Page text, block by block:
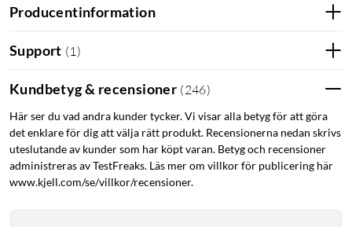
Producentinformation
Support (1 )
Kundbetyg & recensioner (246)
Här ser du vad andra kunder tycker. Vi visar alla betyg för att göra
det enklare för dig att välja rätt produkt. Recensionerna nedan skrivs
uteslutande av kunder som har köpt varan. Betyg och recensioner
administreras av TestFreaks. Läs mer om villkor för publicering här
www.kjell.com/se/villkor/recensioner.